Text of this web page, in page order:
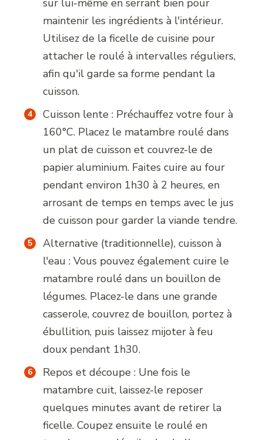
sur lui-même en serrant bien pour
maintenir les ingrédients à l'intérieur.
Utilisez de la ficelle de cuisine pour
attacher le roulé à intervalles réguliers,
afin qu'il garde sa forme pendant la
cuisson.
Cuisson lente : Préchauffez votre four à
160°C. Placez le matambre roulé dans
un plat de cuisson et couvrez-le de
papier aluminium. Faites cuire au four
pendant environ 1h30 à 2 heures, en
arrosant de temps en temps avec le jus
de cuisson pour garder la viande tendre.
Alternative (traditionnelle), cuisson à
l'eau : Vous pouvez également cuire le
matambre roulé dans un bouillon de
légumes. Placez-le dans une grande
casserole, couvrez de bouillon, portez à
ébullition, puis laissez mijoter à feu
doux pendant 1h30.
Repos et découpe : Une fois le
matambre cuit, laissez-le reposer
quelques minutes avant de retirer la
ficelle. Coupez ensuite le roulé en